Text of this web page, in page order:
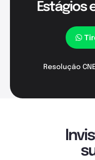
Estágios
Resolução